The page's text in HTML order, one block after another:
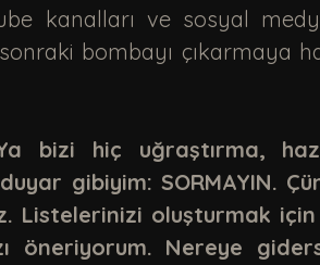
kanalları ve sosyal
bombayı çıkarmaya
bizi hiç uğraştırma,
gibiyim: SORMAYIN.
Listelerinizi oluşturmak
öneriyorum. Nereye